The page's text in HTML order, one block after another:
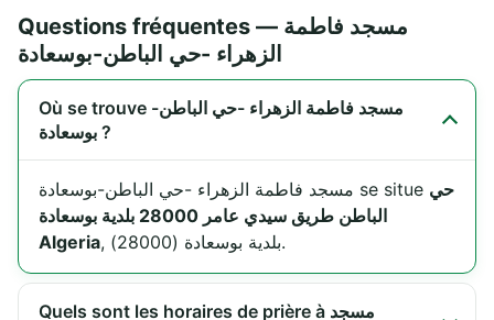
Questions fréquentes — مسجد فاطمة
الزهراء -حي الباطن-بوسعادة
Où se trouve مسجد فاطمة الزهراء -حي الباطن-
بوسعادة ?
مسجد فاطمة الزهراء -حي الباطن-بوسعادة se situe حي
الباطن طريق سيدي عامر 28000 بلدية بوسعادة
Algeria
, بلدية بوسعادة (28000).
Quels sont les horaires de prière à مسجد